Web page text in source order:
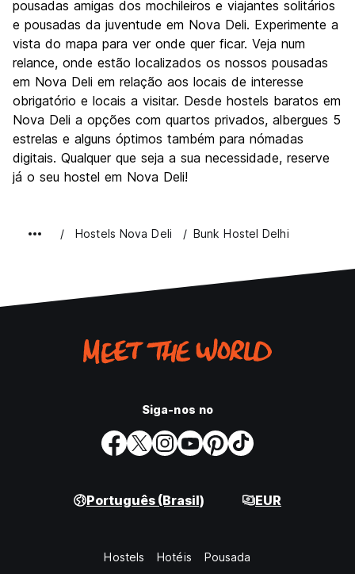
Custo-beneficio
7.4
pousadas amigas dos mochileiros e viajantes solitários
e pousadas da juventude em Nova Deli. Experimente a
vista do mapa para ver onde quer ficar. Veja num
relance, onde estão localizados os nossos pousadas
em Nova Deli em relação aos locais de interesse
obrigatório e locais a visitar. Desde hostels baratos em
Nova Deli a opções com quartos privados, albergues 5
estrelas e alguns óptimos também para nómadas
digitais. Qualquer que seja a sua necessidade, reserve
já o seu hostel em Nova Deli!
Hostels Nova Deli Bunk Hostel Delhi
Siga-nos no
Português (Brasil) EUR
Hostels Hotéis Pousada